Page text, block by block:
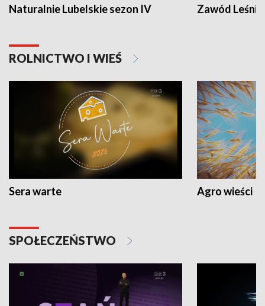
Naturalnie Lubelskie sezon IV Zawód Leśnik
ROLNICTWO I WIEŚ
Sera warte Agro wieści
SPOŁECZEŃSTWO